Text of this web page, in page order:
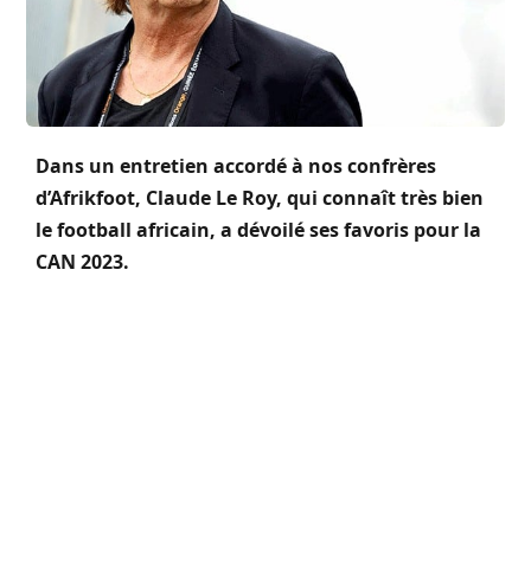
Dans un entretien accordé à nos confrères
d’Afrikfoot, Claude Le Roy, qui connaît très bien
le football africain, a dévoilé ses favoris pour la
CAN 2023.